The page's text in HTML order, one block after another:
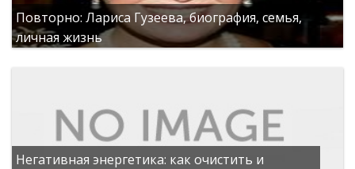
Повторно: Лариса Гузеева, биография, семья,
личная жизнь
Негативная энергетика: как очистить и